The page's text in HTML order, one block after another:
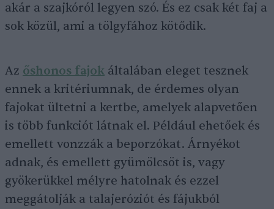
akár a szajkóról legyen szó. És ez csak két faj a
sok közül, ami a tölgyfához kötődik.
Az őshonos fajok általában eleget tesznek
ennek a kritériumnak, de érdemes olyan
fajokat ültetni a kertbe, amelyek alapvetően
is több funkciót látnak el. Például ehetőek és
emellett vonzzák a beporzókat. Árnyékot
adnak, és emellett gyümölcsöt is, vagy
gyökerükkel mélyre hatolnak és ezzel
meggátolják a talajeróziót és fájukból